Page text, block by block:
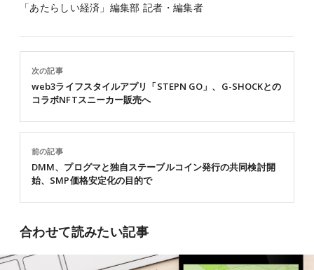
「あたらしい経済」編集部 記者・編集者
前の記事
DMM、プログマと独自ステーブルコイン発行の共同検討開
始、SMP価格安定化の目的で
次の記事
web3ライフスタイルアプリ「STEPN GO」、G-SHOCKとの
コラボNFTスニーカー販売へ
合わせて読みたい記事